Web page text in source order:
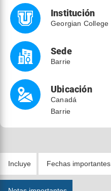
Institución
Georgian College
Sede
Barrie
Ubicación
Canadá
Barrie
Incluye Fechas importantes